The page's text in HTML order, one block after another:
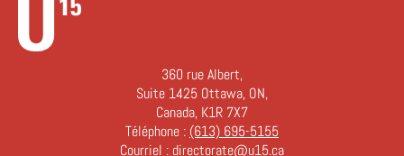
360 rue Albert,
Suite 1425 Ottawa, ON,
Canada, K1R 7X7
Téléphone : (613) 695-5155
Courriel : directorate@u15.ca